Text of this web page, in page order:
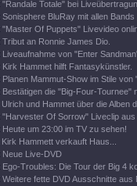
"Randale Totale" bei
Sonisphere BluRay mit allen Bands
"Master Of Puppets" Livevideo
Tribut an Ronnie James Dio.
Liveaufnahme von "Enter
Kirk Hammet hilft Fantasykünstler.
Planen Mammut-Show im Stile von
Bestätigen die "Big-Four-Tournee"
Ulrich und Hammet über die Alben
"Harvester Of Sorrow" Liveclip
Heute um 23:00 im TV zu sehen!
Kirk Hammett verkauft Haus...
Neue Live-DVD
Ego-Troubles: Die Tour der Big 4
Weitere fette DVD Ausschnitte aus